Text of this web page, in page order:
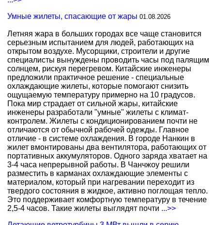
Умные жилеты, спасающие от жары 01.08.2026
Летняя жара в больших городах все чаще становится
серьезным испытанием для людей, работающих на
открытом воздухе. Мусорщики, строители и другие
специалисты вынуждены проводить часы под палящим
солнцем, рискуя перегревом. Китайские инженеры
предложили практичное решение - специальные
охлаждающие жилеты, которые помогают снизить
ощущаемую температуру примерно на 10 градусов.
Пока мир страдает от сильной жары, китайские
инженеры разработали "умные" жилеты с климат-
контролем. Жилеты с кондиционированием почти не
отличаются от обычной рабочей одежды. Главное
отличие - в системе охлаждения. В городе Нанкин в
жилет вмонтированы два вентилятора, работающих от
портативных аккумуляторов. Одного заряда хватает на
3-4 часа непрерывной работы. В Чанчжоу решили
разместить в карманах охлаждающие элементы с
материалом, который при нагревании переходит из
твердого состояния в жидкое, активно поглощая тепло.
Это поддерживает комфортную температуру в течение
2,5-4 часов. Такие жилеты выглядят почти ...>>